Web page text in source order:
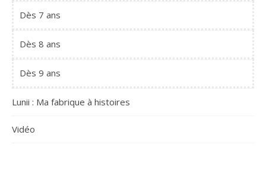
Dès 7 ans
Dès 8 ans
Dès 9 ans
Lunii : Ma fabrique à histoires
Vidéo